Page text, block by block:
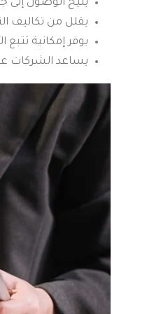
يتيح الوصول إلى
يقلل من تكاليف
يوفر إمكانية تتبع
يساعد الشركات